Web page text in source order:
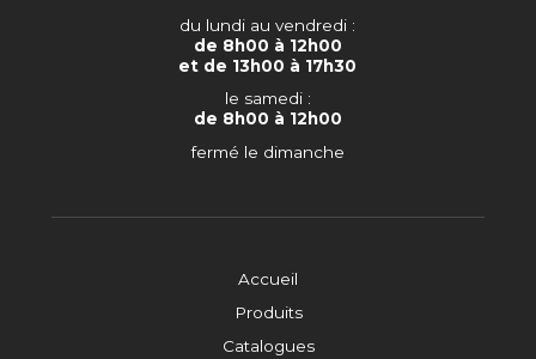
Accueil
Produits
Catalogues
du lundi au vendredi :
de 8h00 à 12h00
et de 13h00 à 17h30
le samedi :
de 8h00 à 12h00
fermé le dimanche